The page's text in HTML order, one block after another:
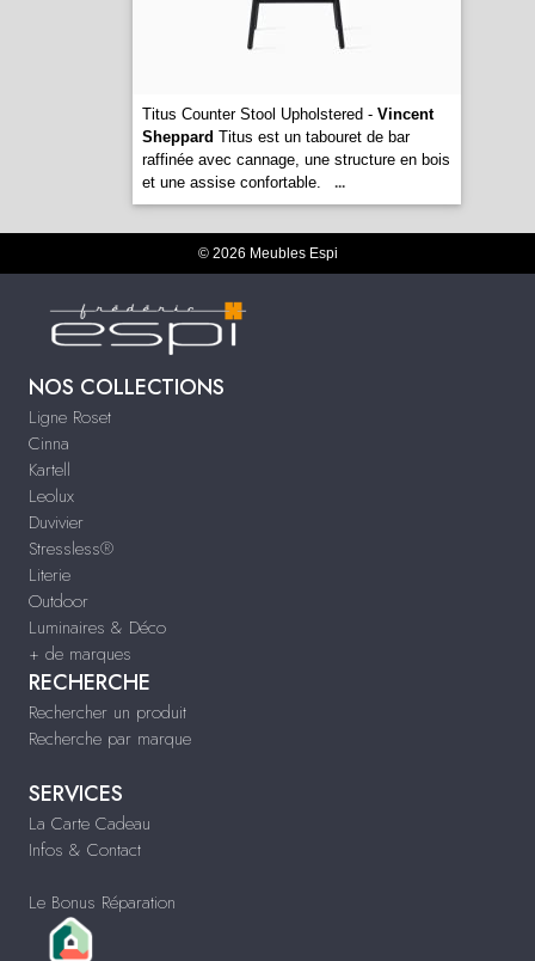
Titus Counter Stool Upholstered - Vincent
Sheppard Titus est un tabouret de bar
raffinée avec cannage, une structure en bois
et une assise confortable.
...
© 2026 Meubles Espi
NOS COLLECTIONS
Ligne Roset
Cinna
Kartell
Leolux
Duvivier
Stressless®
Literie
Outdoor
Luminaires & Déco
+ de marques
RECHERCHE
Rechercher un produit
Recherche par marque
SERVICES
La Carte Cadeau
Infos & Contact
Le Bonus Réparation